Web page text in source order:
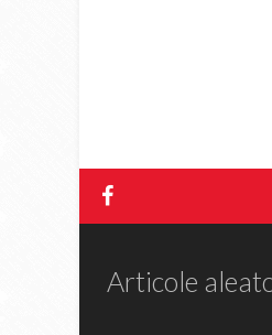
Articole